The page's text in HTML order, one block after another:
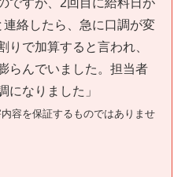
絡したら、急に口調が変
りで加算すると言われ、
らんでいました。担当者
になりました」
容を保証するものではありませ